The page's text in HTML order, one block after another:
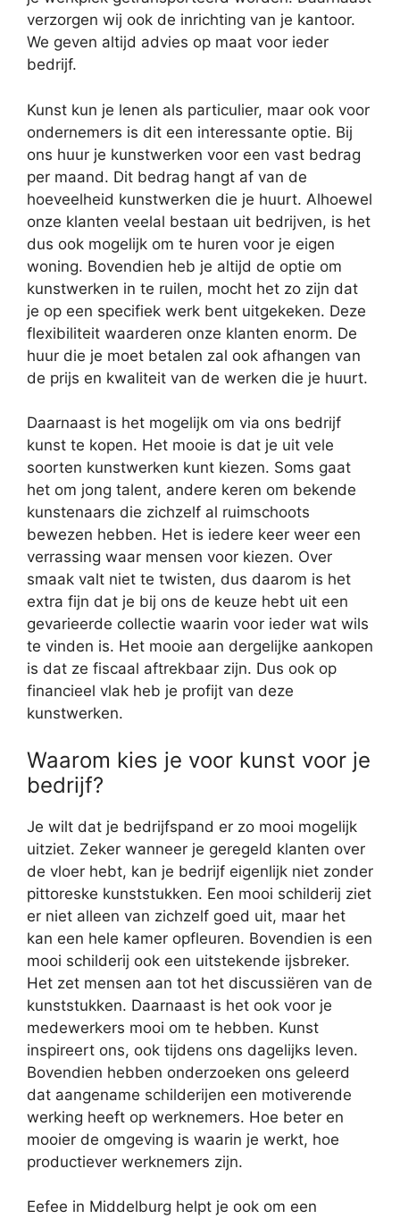
verzorgen wij ook de inrichting van je kantoor.
We geven altijd advies op maat voor ieder
bedrijf.
Kunst kun je lenen als particulier, maar ook voor
ondernemers is dit een interessante optie. Bij
ons huur je kunstwerken voor een vast bedrag
per maand. Dit bedrag hangt af van de
hoeveelheid kunstwerken die je huurt. Alhoewel
onze klanten veelal bestaan uit bedrijven, is het
dus ook mogelijk om te huren voor je eigen
woning. Bovendien heb je altijd de optie om
kunstwerken in te ruilen, mocht het zo zijn dat
je op een specifiek werk bent uitgekeken. Deze
flexibiliteit waarderen onze klanten enorm. De
huur die je moet betalen zal ook afhangen van
de prijs en kwaliteit van de werken die je huurt.
Daarnaast is het mogelijk om via ons bedrijf
kunst te kopen. Het mooie is dat je uit vele
soorten kunstwerken kunt kiezen. Soms gaat
het om jong talent, andere keren om bekende
kunstenaars die zichzelf al ruimschoots
bewezen hebben. Het is iedere keer weer een
verrassing waar mensen voor kiezen. Over
smaak valt niet te twisten, dus daarom is het
extra fijn dat je bij ons de keuze hebt uit een
gevarieerde collectie waarin voor ieder wat wils
te vinden is. Het mooie aan dergelijke aankopen
is dat ze fiscaal aftrekbaar zijn. Dus ook op
financieel vlak heb je profijt van deze
kunstwerken.
Waarom kies je voor kunst voor je
bedrijf?
Je wilt dat je bedrijfspand er zo mooi mogelijk
uitziet. Zeker wanneer je geregeld klanten over
de vloer hebt, kan je bedrijf eigenlijk niet zonder
pittoreske kunststukken. Een mooi schilderij ziet
er niet alleen van zichzelf goed uit, maar het
kan een hele kamer opfleuren. Bovendien is een
mooi schilderij ook een uitstekende ijsbreker.
Het zet mensen aan tot het discussiëren van de
kunststukken. Daarnaast is het ook voor je
medewerkers mooi om te hebben. Kunst
inspireert ons, ook tijdens ons dagelijks leven.
Bovendien hebben onderzoeken ons geleerd
dat aangename schilderijen een motiverende
werking heeft op werknemers. Hoe beter en
mooier de omgeving is waarin je werkt, hoe
productiever werknemers zijn.
Eefee in Middelburg helpt je ook om een